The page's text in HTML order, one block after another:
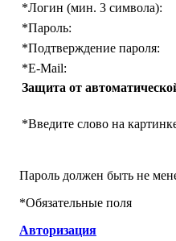
*Логин (мин. 3 символа):
*Пароль:
*Подтверждение пароля:
*E-Mail:
Защита от
*Введите слово на
Пароль должен быть не
*Обязательные поля
Авторизация